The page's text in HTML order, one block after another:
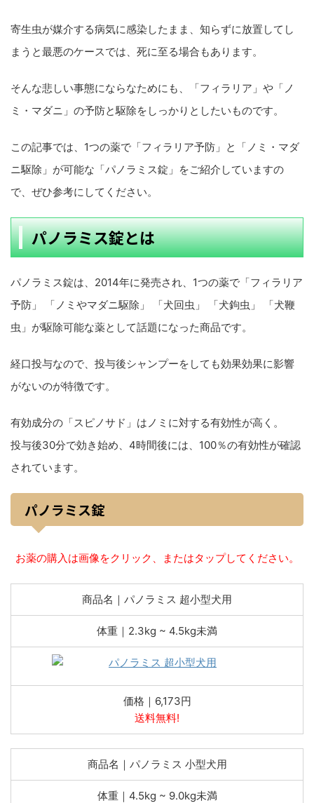
寄生虫が媒介する病気に感染したまま、知らずに放置してし
まうと最悪のケースでは、死に至る場合もあります。
そんな悲しい事態にならなためにも、「フィラリア」や「ノ
ミ・マダニ」の予防と駆除をしっかりとしたいものです。
この記事では、1つの薬で「フィラリア予防」と「ノミ・マダ
ニ駆除」が可能な「パノラミス錠」をご紹介していますの
で、ぜひ参考にしてください。
パノラミス錠とは
パノラミス錠は、2014年に発売され、1つの薬で「フィラリア
予防」 「ノミやマダニ駆除」 「犬回虫」 「犬鉤虫」 「犬鞭
虫」が駆除可能な薬として話題になった商品です。
経口投与なので、投与後シャンプーをしても効果効果に影響
がないのが特徴です。
有効成分の「スピノサド」はノミに対する有効性が高く。
投与後30分で効き始め、4時間後には、100％の有効性が確認
されています。
パノラミス錠
お薬の購入は画像をクリック、またはタップしてください。
商品名｜パノラミス 超小型犬用
体重｜2.3kg ~ 4.5kg未満
価格｜6,173円
送料無料!
商品名｜パノラミス 小型犬用
体重｜4.5kg ~ 9.0kg未満